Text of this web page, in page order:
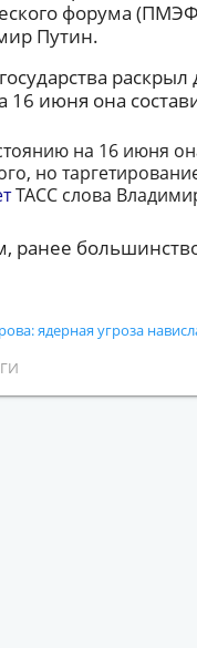
форума
Путин.
государства
июня она
на 16 июня
но
ТАСС слова
ранее
ядерная угроза